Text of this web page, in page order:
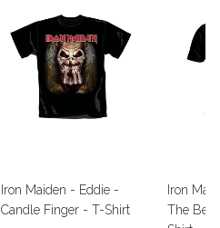
Iron Maiden - Eddie -
Candle Finger - T-Shirt
Iron
The